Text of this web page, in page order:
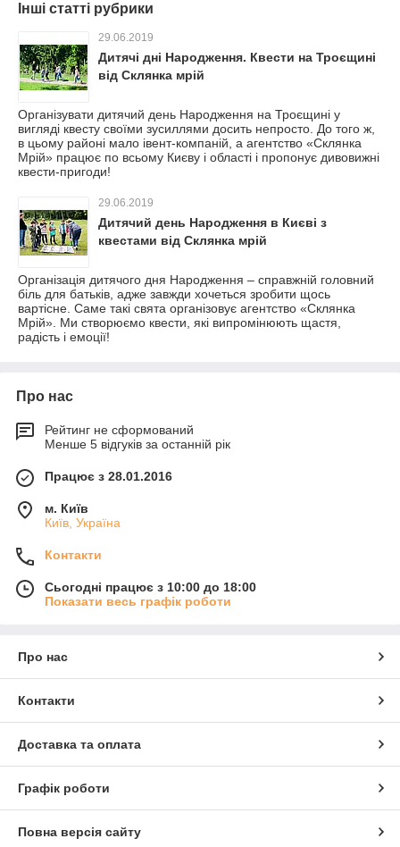
Інші статті рубрики
29.06.2019
Дитячі дні Народження. Квести на Троєщині
від Склянка мрій
Організувати дитячий день Народження на Троєщині у
вигляді квесту своїми зусиллями досить непросто. До того ж,
в цьому районі мало івент-компаній, а агентство «Склянка
Мрій» працює по всьому Києву і області і пропонує дивовижні
квести-пригоди!
29.06.2019
Дитячий день Народження в Києві з
квестами від Склянка мрій
Організація дитячого дня Народження – справжній головний
біль для батьків, адже завжди хочеться зробити щось
вартісне. Саме такі свята організовує агентство «Склянка
Мрій». Ми створюємо квести, які випромінюють щастя,
радість і емоції!
Про нас
Рейтинг не сформований
Менше 5 відгуків за останній рік
Працює з 28.01.2016
м. Київ
Київ, Україна
Контакти
Сьогодні працює з 10:00 до 18:00
Показати весь графік роботи
Про нас
Контакти
Доставка та оплата
Графік роботи
Повна версія сайту